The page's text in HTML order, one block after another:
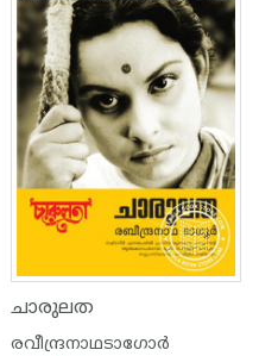
ചാരുലത
രവീന്ദ്രനാഥടാഗോര്‍